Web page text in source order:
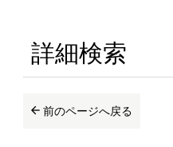
詳細検索
前のページへ戻る